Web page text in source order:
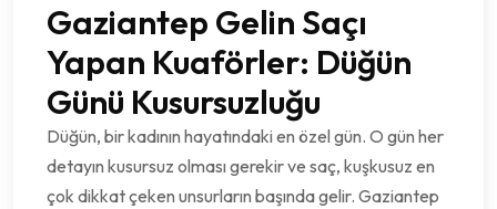
Gaziantep Gelin Saçı
Yapan Kuaförler: Düğün
Günü Kusursuzluğu
Düğün, bir kadının hayatındaki en özel gün. O gün her
detayın kusursuz olması gerekir ve saç, kuşkusuz en
çok dikkat çeken unsurların başında gelir. Gaziantep